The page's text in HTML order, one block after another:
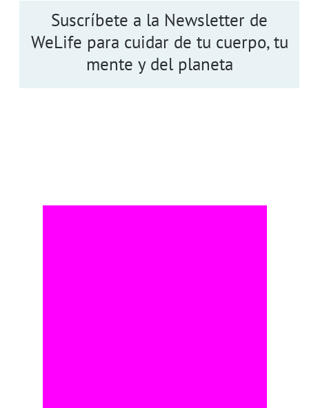
Suscríbete a la Newsletter de
WeLife para cuidar de tu cuerpo, tu
mente y del planeta